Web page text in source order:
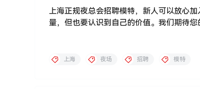
上海正规夜总会招聘模特，新人可以放心
量，但也要认识到自己的价值。我们期待
上海 夜场 招聘 模特